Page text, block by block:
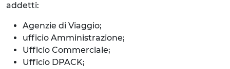
addetti:
Agenzie di Viaggio;
ufficio Amministrazione;
Ufficio Commerciale;
Ufficio DPACK;